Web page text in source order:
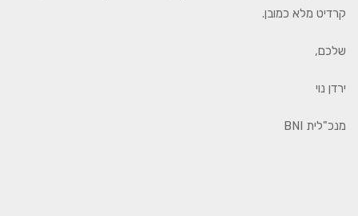
קרדיט מלא כמובן.
שלכם,
ירדן נוי
מנכ"לית BNI